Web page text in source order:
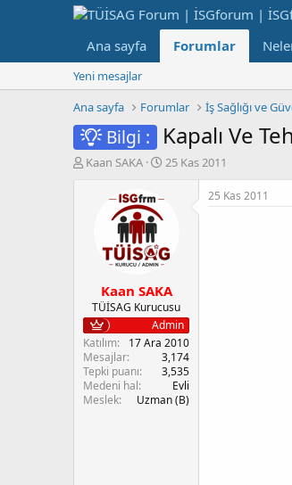
Ana sayfa Forumlar
Yeni mesajlar
Ana sayfa
Forumlar İş Sağlığı ve
Bilgi : Kapalı Ve
K
l
a
t
a
n
Kaan SAKA
B
g
ç
t
a
r
i
h
25 Kas 2011
Kaan SAKA
TÜİSAG Kurucusu
Admin
Katılım
17 Ara 2010
Mesajlar
3,174
Tepki puanı
3,535
Medeni hal
Evli
Meslek
Uzman (B)
25 Kas 2011